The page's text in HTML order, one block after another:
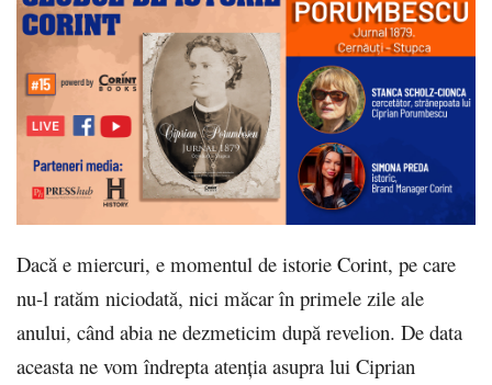
Dacă e miercuri, e momentul de istorie Corint, pe care
nu-l ratăm niciodată, nici măcar în primele zile ale
anului, când abia ne dezmeticim după revelion. De data
aceasta ne vom îndrepta atenţia asupra lui Ciprian